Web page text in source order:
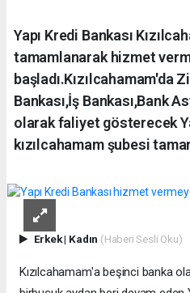
Yapı Kredi Bankası
tamamlanarak hizmet
başladı.Kızılcahamam'da
Bankası,İş Bankası,Bank
olarak faliyet gösterecek
kızılcahamam şubesi
Erkek| Kadın (Haberi Sesli Oku)
Kızılcahamam'a beşinci banka